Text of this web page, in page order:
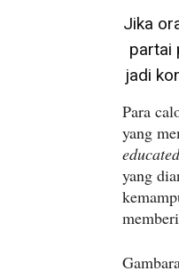
Jika
partai
jadi
Para
yang
yang